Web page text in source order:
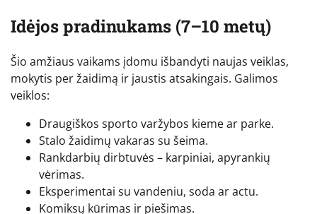
Idėjos pradinukams (7–10 metų)
Šio amžiaus vaikams įdomu išbandyti naujas veiklas,
mokytis per žaidimą ir jaustis atsakingais. Galimos
veiklos:
Draugiškos sporto varžybos kieme ar parke.
Stalo žaidimų vakaras su šeima.
Rankdarbių dirbtuvės – karpiniai, apyrankių
vėrimas.
Eksperimentai su vandeniu, soda ar actu.
Komiksų kūrimas ir piešimas.